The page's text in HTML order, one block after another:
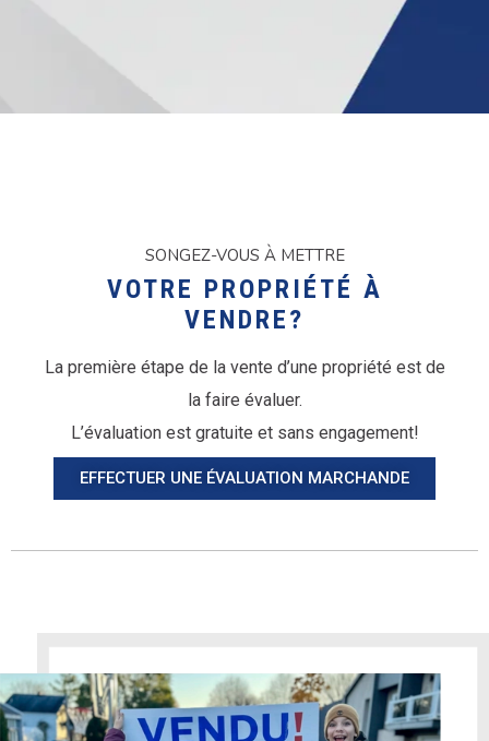
SONGEZ-VOUS À METTRE
VOTRE PROPRIÉTÉ À
VENDRE?
La première étape de la vente d’une propriété est de
la faire évaluer.
L’évaluation est gratuite et sans engagement!
EFFECTUER UNE ÉVALUATION MARCHANDE